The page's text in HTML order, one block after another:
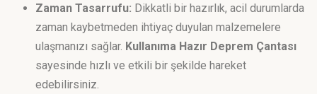
Zaman Tasarrufu: Dikkatli bir hazırlık, acil durumlarda
zaman kaybetmeden ihtiyaç duyulan malzemelere
ulaşmanızı sağlar. Kullanıma Hazır Deprem Çantası
sayesinde hızlı ve etkili bir şekilde hareket
edebilirsiniz.